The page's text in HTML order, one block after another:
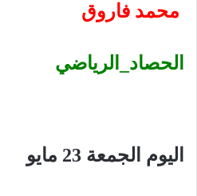
محمد فاروق
الحصاد_الرياضي
اليوم الجمعة 23 مايو